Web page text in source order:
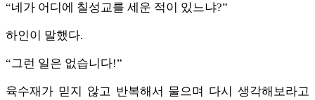
“네가 어디에 칠성교를 세운 적이 있느냐?”
하인이 말했다.
“그런 일은 없습니다!”
육수재가 믿지 않고 반복해서 물으며 다시 생각해보라고